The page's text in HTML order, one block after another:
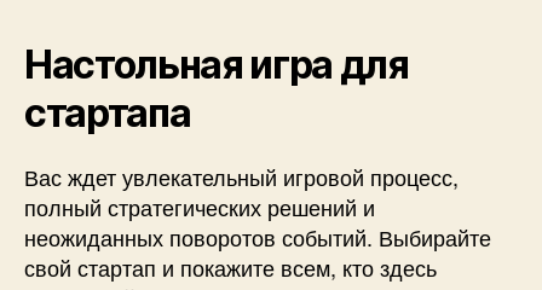
Настольная игра для
стартапа
Вас ждет увлекательный игровой процесс,
полный стратегических решений и
неожиданных поворотов событий. Выбирайте
свой стартап и покажите всем, кто здесь